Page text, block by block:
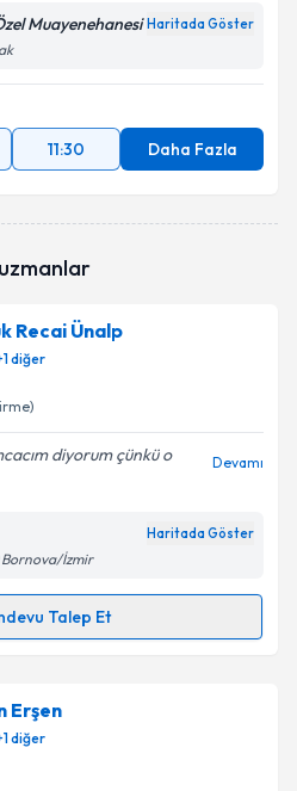
Muayenehanesi Haritada Göster
11:30 Daha Fazla
Recai Ünalp
1diğer
diyorum çünkü o
Devamı
Haritada Göster
Bornova/İzmir
Talep Et
Talebi
Ünalp
uzmandan randevu almanız
e-posta ile
Erşen
1diğer